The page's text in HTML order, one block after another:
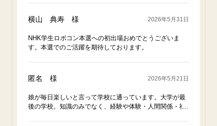
横山 典寿 様 2026年5月31日
NHK学生ロボコン本選への初出場おめでとうございま
す。本選でのご活躍を期待しております。
匿名 様 2026年5月21日
娘が毎日楽しいと言って学校に通っています。大学が最
後の学校。知識のみでなく、経験や体験・人間関係・社